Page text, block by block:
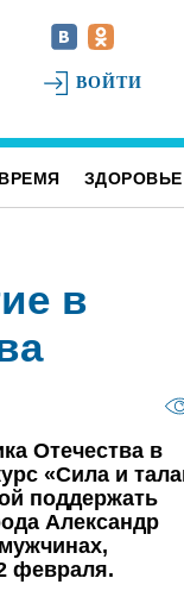
500 пар
ВОЙТИ
ЗДОРОВЬЕ
в
Отечества в
«Сила и
поддержать
Александр
февраля.